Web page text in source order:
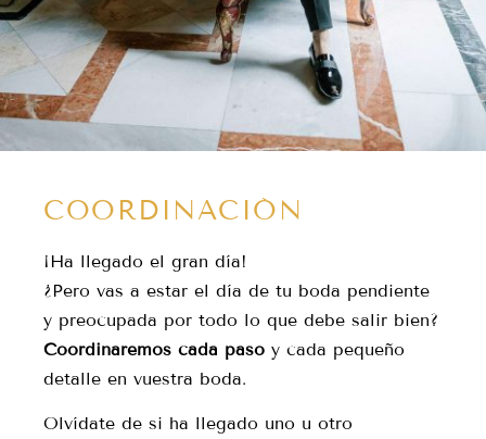
COORDINACIÓN
¡Ha llegado el gran día!
¿Pero vas a estar el día de tu boda pendiente
y preocupada por todo lo que debe salir bien?
Coordinaremos cada paso y cada pequeño
detalle en vuestra boda.
Olvídate de si ha llegado uno u otro